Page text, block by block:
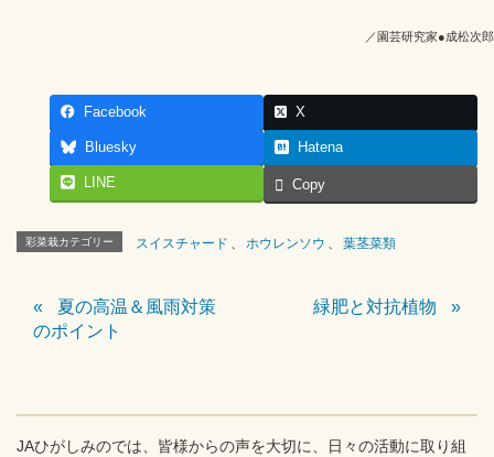
／園芸研究家●成松次郎
Facebook X
Bluesky Hatena
LINE Copy
彩菜栽カテゴリー スイスチャード 、 ホウレンソウ 、 葉茎菜類
夏の高温＆風雨対策
のポイント
緑肥と対抗植物
JAひがしみのでは、皆様からの声を大切に、日々の活動に取り組